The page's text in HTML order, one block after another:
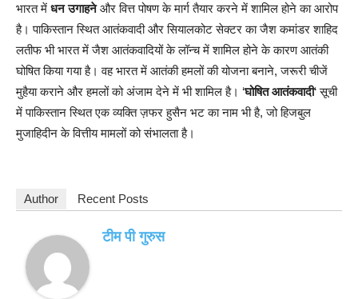
भारत में धन उगाहनेऔर वित्त पोषण के मार्ग तैयार करने में शामिल होने का आरोप
है। पाकिस्तान स्थित आतंकवादी और सियालकोट सेक्टर का जैश कमांडर शाहिद
लतीफ भी भारत में जैश आतंकवादियों के लॉन्च में शामिल होने के कारण आतंकी
घोषित किया गया है। वह भारत में आतंकी हमलों की योजना बनाने, जरूरी चीजें
मुहैया कराने और हमलों को अंजाम देने में भी शामिल है। ‘घोषित आतंकवादी‘ सूची
में पाकिस्तान स्थित एक व्यक्ति ज़फर हुसैन भट का नाम भी है, जो हिजबुल
मुजाहिदीन के वित्तीय मामलों को संभालता है।
Author Recent Posts
टीम पी गुरुस